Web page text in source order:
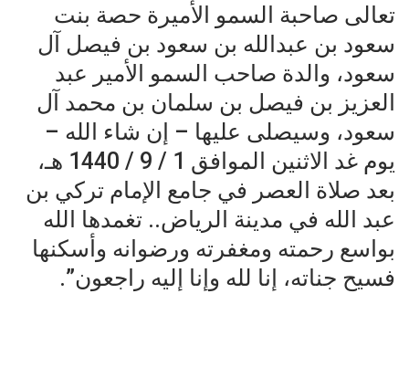
تعالى صاحبة السمو الأميرة حصة بنت
سعود بن عبدالله بن سعود بن فيصل آل
سعود، والدة صاحب السمو الأمير عبد
العزيز بن فيصل بن سلمان بن محمد آل
سعود، وسيصلى عليها – إن شاء الله –
يوم غد الاثنين الموافق 1 / 9 / 1440 هـ،
بعد صلاة العصر في جامع الإمام تركي بن
عبد الله في مدينة الرياض.. تغمدها الله
بواسع رحمته ومغفرته ورضوانه وأسكنها
فسيح جناته، إنا لله وإنا إليه راجعون”.